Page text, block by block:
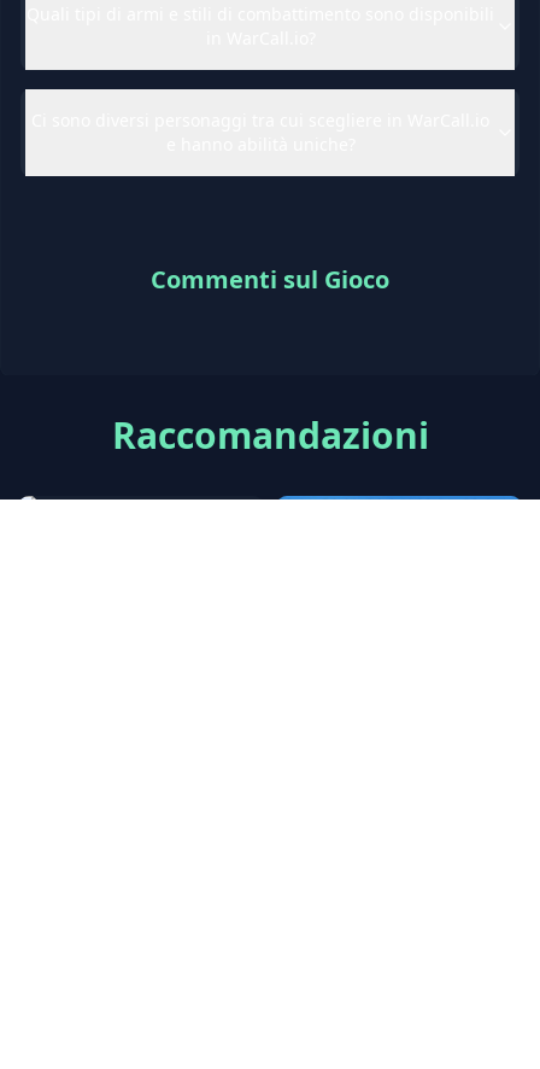
Commenti sul Gioco
Raccomandazioni